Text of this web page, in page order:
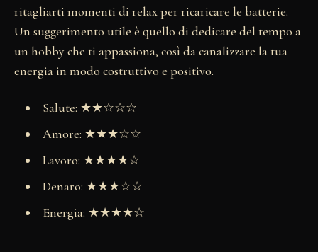
ritagliarti momenti di relax per ricaricare le batterie.
Un suggerimento utile è quello di dedicare del tempo a
un hobby che ti appassiona, così da canalizzare la tua
energia in modo costruttivo e positivo.
Salute: ★★☆☆☆
Amore: ★★★☆☆
Lavoro: ★★★★☆
Denaro: ★★★☆☆
Energia: ★★★★☆